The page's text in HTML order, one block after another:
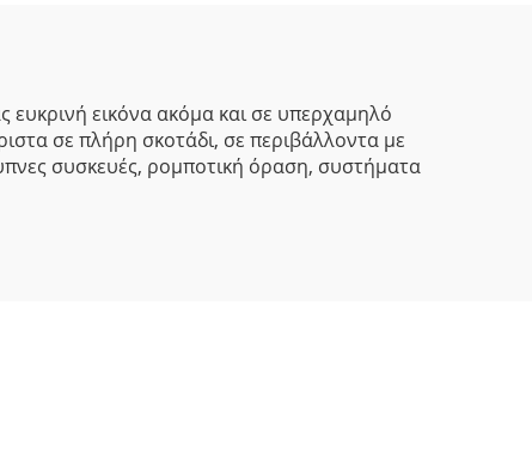
Βιομηχανική Όραση
Μηχανής
εικόνα ακόμα και σε υπερχαμηλό
σε πλήρη σκοτάδι, σε περιβάλλοντα με
συσκευές, ρομποτική όραση, συστήματα